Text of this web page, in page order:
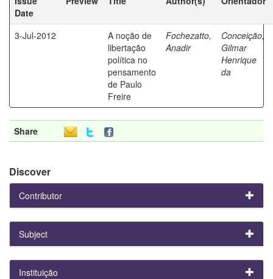
Date
3-Jul-2012
A noção de
libertação
política no
pensamento
de Paulo
Freire
Fochezatto,
Anadir
Conceição,
Gilmar
Henrique
da
Share
Discover
Contributor
Subject
Instituição